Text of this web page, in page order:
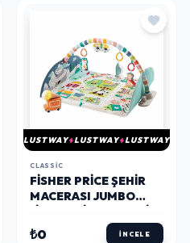
LUSTWAY LUSTWAY LUSTWAY
CLASSIC
FISHER PRICE ŞEHIR
MACERASI JUMBO
GJD41
₺0 İNCELE